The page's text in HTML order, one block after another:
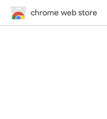
chrome web store